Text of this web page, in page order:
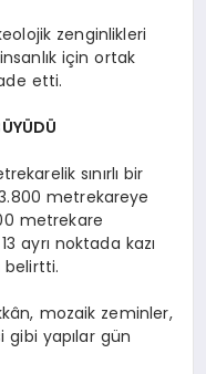
zenginlikleri
için ortak
etti.
sınırlı bir
metrekareye
metrekare
ayrı noktada kazı
mozaik zeminler,
gibi yapılar gün